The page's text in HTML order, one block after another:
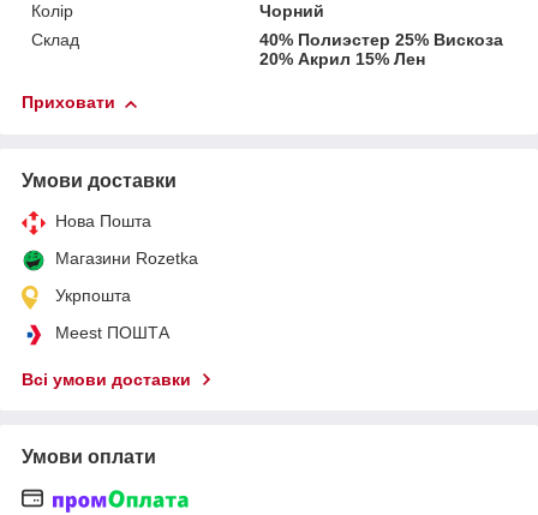
Колір
Чорний
Склад
40% Полиэстер 25% Вискоза
20% Акрил 15% Лен
Приховати
Умови доставки
Нова Пошта
Магазини Rozetka
Укрпошта
Meest ПОШТА
Всі умови доставки
Умови оплати